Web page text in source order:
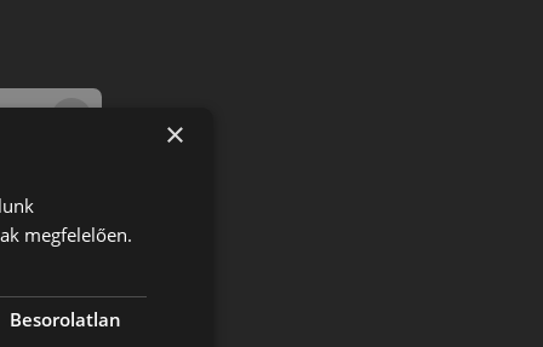
×
megfelelően.
Besorolatlan